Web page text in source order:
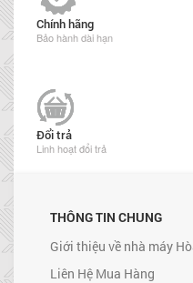
Chính hãng
Bảo hành dài hạn
Đổi trả
Linh hoạt đổi trả
THÔNG TIN CHUNG
Giới thiệu về nhà máy
Liên Hệ Mua Hàng